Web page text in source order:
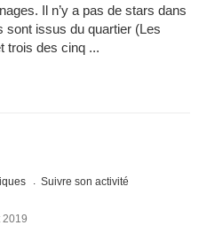
Il n’y a pas de stars dans
sont issus du quartier (Les
trois des cinq ...
Suivre son activité
2019